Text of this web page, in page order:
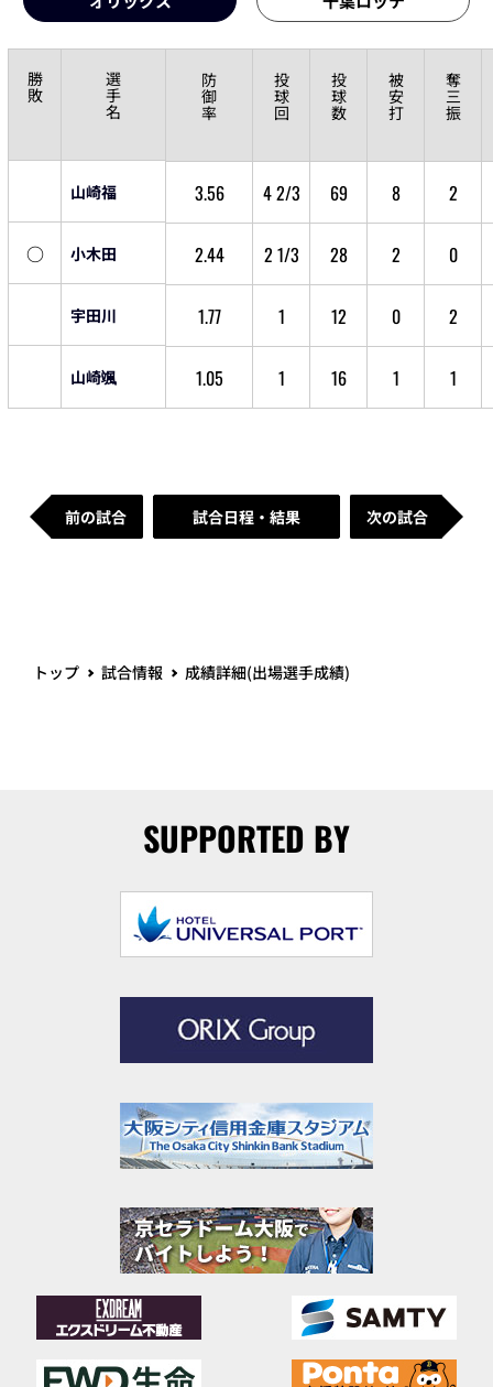
勝
敗
選
手
名
防
御
率
投
球
回
投
球
数
被
安
打
奪
三
振
山崎福 3.56 4 2/3 69 8 2
○ 小木田 2.44 2 1/3 28 2 0
宇田川 1.77 1 12 0 2
山崎颯 1.05 1 16 1 1
前の試合 試合日程・結果 次の試合
トップ 試合情報 成績詳細(出場選手成績)
SUPPORTED BY